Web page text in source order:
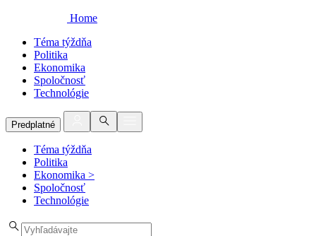
Home
Téma týždňa
Politika
Ekonomika
Spoločnosť
Technológie
Predplatné
Téma týždňa
Politika
Ekonomika >
Spoločnosť
Technológie